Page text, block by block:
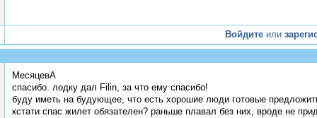
Войдите или
МесяцевА
спасибо. лодку дал Filin, за что ему спасибо!
буду иметь на будующее, что есть хорошие люди готовые
кстати спас жилет обязателен? раньше плавал без них, вроде не